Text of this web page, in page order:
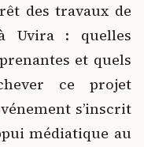
des travaux de
Uvira : quelles
et quels
ce projet
s’inscrit
médiatique au